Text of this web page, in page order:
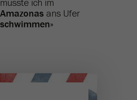
Amazonas ans Ufer
schwimmen»